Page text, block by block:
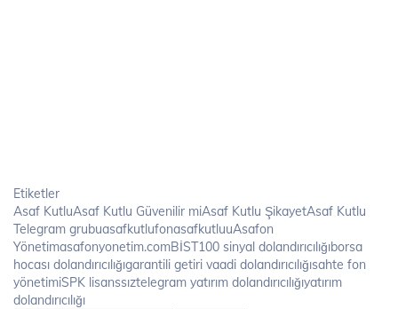
Etiketler
Asaf KutluAsaf Kutlu Güvenilir miAsaf Kutlu ŞikayetAsaf Kutlu
Telegram grubuasafkutlufonasafkutluuAsafon
Yönetimasafonyonetim.comBİST100 sinyal dolandırıcılığıborsa
hocası dolandırıcılığıgarantili getiri vaadi dolandırıcılığısahte fon
yönetimiSPK lisanssıztelegram yatırım dolandırıcılığıyatırım
dolandırıcılığı